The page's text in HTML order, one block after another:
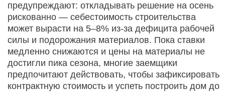
предупреждают: откладывать решение на осень
рискованно — себестоимость строительства
может вырасти на 5–8% из‑за дефицита рабочей
силы и подорожания материалов. Пока ставки
медленно снижаются и цены на материалы не
достигли пика сезона, многие заемщики
предпочитают действовать, чтобы зафиксировать
контрактную стоимость и успеть построить дом до